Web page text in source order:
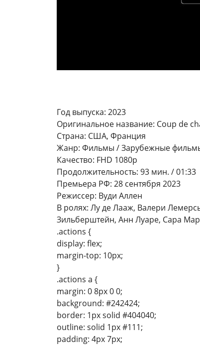
Год выпуска: 2023
Оригинальное название: Coup de
Страна: США, Франция
Жанр: Фильмы / Зарубежные
Качество: FHD 1080p
Продолжительность: 93 мин. / 01:33
Премьера РФ: 28 сентября 2023
Режиссер: Вуди Аллен
В ролях: Лу де Лааж, Валери
Зильберштейн, Анн Луаре, Сара
.actions {
display: flex;
margin-top: 10px;
}
.actions a {
margin: 0 8px 0 0;
background: #242424;
border: 1px solid #404040;
outline: solid 1px #111;
padding: 4px 7px;